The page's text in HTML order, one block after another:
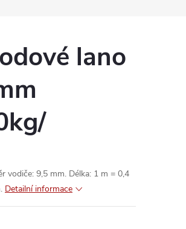
lano
vodiče: 9,5 mm. Délka: 1 m = 0,4
Detailní informace